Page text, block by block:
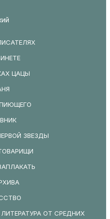
ЦАЦЫ
ЗВЕЗДЫ
ОТ СРЕДНИХ